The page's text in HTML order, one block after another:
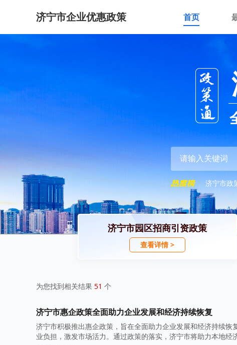
济宁市企业优惠政策 首页
济宁市政
济宁市园区招商引资政策
查看详情 >
为您找到相关结果 51 个
济宁市惠企政策全面助力企业发展和经济持续恢复
济宁市积极推出惠企政策，旨在全面助力企业发展和经济持续
业负担，激发市场活力。通过政策的落实，济宁市将助力本地经